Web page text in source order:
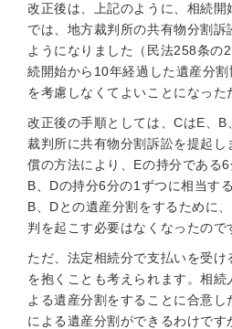
改正後は、上記のように、相続開
では、地方裁判所の共有物分割訴
ようになりました（民法258条の
続開始から10年経過した遺産分
を考慮しなくてよいことになった
改正後の手順としては、CはE、
裁判所に共有物分割訴訟を提起
償の方法により、Eの持分である6
B、Dの持分6分の1ずつに相当す
B、Dとの遺産分割をするために
判を起こす必要はなくなったので
ただ、法定相続分で支払いを受
を抱くことも考えられます。相続
よる遺産分割をすることに合意
による遺産分割ができるわけで